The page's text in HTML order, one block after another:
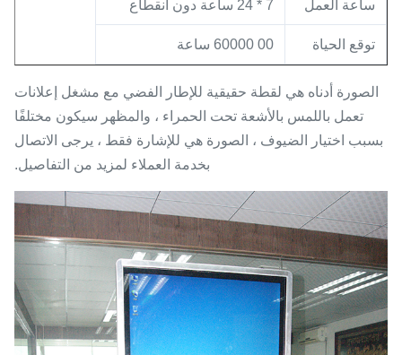
ساعة العمل 7 * 24 ساعة دون انقطاع
توقع الحياة 00 60000 ساعة
الصورة أدناه هي لقطة حقيقية للإطار الفضي مع مشغل إعلانات
تعمل باللمس بالأشعة تحت الحمراء ، والمظهر سيكون مختلفًا
بسبب اختيار الضيوف ، الصورة هي للإشارة فقط ، يرجى الاتصال
بخدمة العملاء لمزيد من التفاصيل.